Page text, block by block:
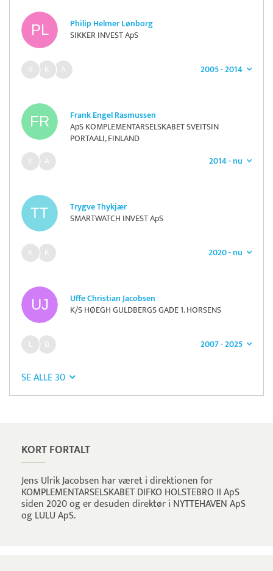
Philip Helmer Lønborg
SIKKER INVEST ApS
2005 - 2014
Frank Engel Rasmussen
ApS KOMPLEMENTARSELSKABET SVEITSIN
PORTAALI, FINLAND
2014 - nu
Trygve Thykjær
SMARTWATCH INVEST ApS
2020 - nu
Uffe Christian Jacobsen
K/S HØEGH GULDBERGS GADE 1. HORSENS
2007 - 2025
SE ALLE 30
KORT FORTALT
Jens Ulrik Jacobsen har været i direktionen for
KOMPLEMENTARSELSKABET DIFKO HOLSTEBRO II ApS
siden 2020 og er desuden direktør i NYTTEHAVEN ApS
og LULU ApS.